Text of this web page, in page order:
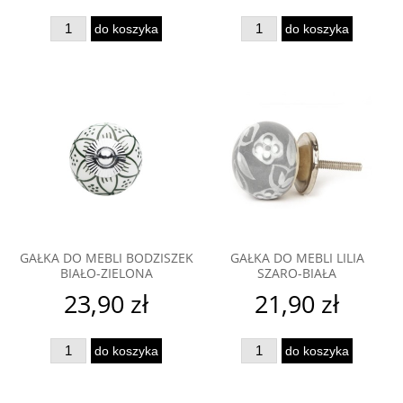
do koszyka do koszyka
GAŁKA DO MEBLI BODZISZEK
BIAŁO-ZIELONA
23,90 zł
do koszyka
GAŁKA DO MEBLI LILIA
SZARO-BIAŁA
21,90 zł
do koszyka